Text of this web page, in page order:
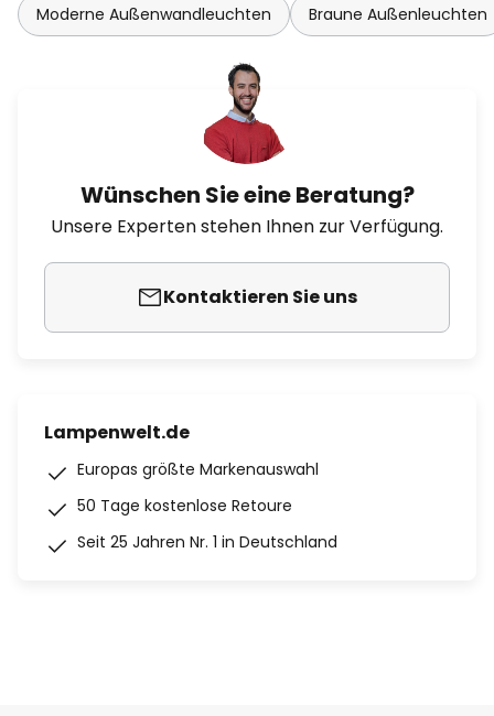
Moderne Außenwandleuchten Braune Außenleuchten
Wünschen Sie eine Beratung?
Unsere Experten stehen Ihnen zur Verfügung.
Kontaktieren Sie uns
Lampenwelt.de
Europas größte Markenauswahl
50 Tage kostenlose Retoure
Seit 25 Jahren Nr. 1 in Deutschland